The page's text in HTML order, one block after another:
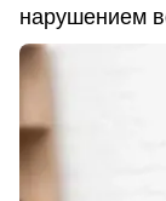
нарушением